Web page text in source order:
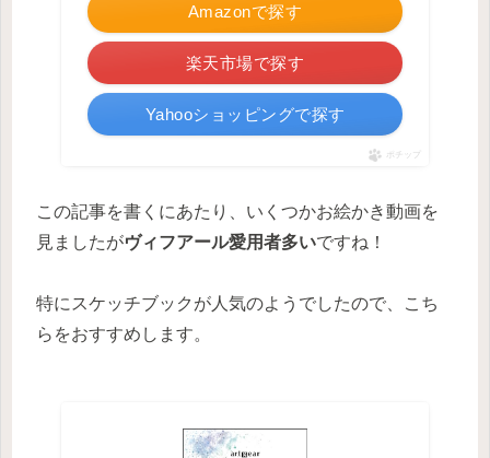
Amazonで探す
楽天市場で探す
Yahooショッピングで探す
ポチップ
この記事を書くにあたり、いくつかお絵かき動画を
見ましたがヴィフアール愛用者多いですね！
特にスケッチブックが人気のようでしたので、こち
らをおすすめします。